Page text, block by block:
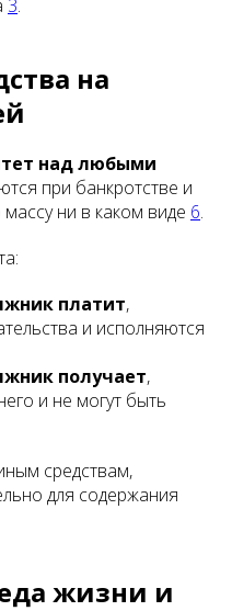
3.
на
над любыми
при банкротстве и
ни в каком виде 6.
платит,
и исполняются
получает,
и не могут быть
средствам,
для содержания
жизни и